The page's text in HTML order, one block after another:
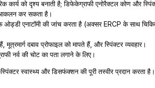
को दृश्य बनाती है; डिफेकेग्राफी एनोरैक्टल कोण और
आकलन कर सकता है।
एनाटॉमी की जांच करता है (अक्सर ERCP के साथ
दबाव प्रोफाइल को मापते हैं, और स्पिंक्टर व्यवहार।
नर्व की चोट का पता लगाने के लिए।
स्वास्थ्य और डिसफंक्शन की पूरी तस्वीर प्रदान करता है।